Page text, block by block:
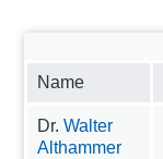
Name
Dr.Walter
Althammer